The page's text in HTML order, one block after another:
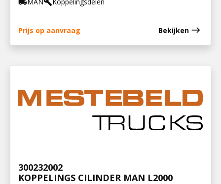
Prijs op aanvraag Bekijken east
300232002
KOPPELINGS CILINDER MAN L2000